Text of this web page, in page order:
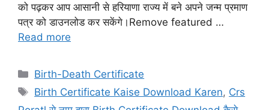
को पढ़कर आप आसानी से हरियाणा राज्य में बने अपने जन्म प्रमाण
पत्र को डाउनलोड कर सकेंगे।Remove featured …
Read more
Categories
Birth-Death Certificate
Tags
Birth Certificate Kaise Download Karen, Crs